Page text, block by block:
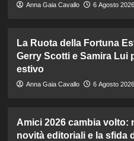
Anna Gaia Cavallo 6 Agosto
La Ruota della Fortuna
Gerry Scotti e Samira Lui
estivo
Anna Gaia Cavallo 6 Agosto
Amici 2026 cambia volto:
novità editoriali e la sfida